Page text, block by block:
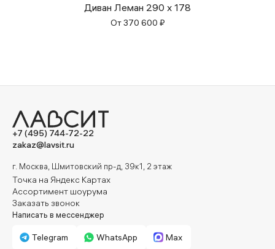
Диван Леман 290 x 178
От370 600 ₽
+7 (495) 744-72-22
zakaz@lavsit.ru
г. Москва, Шмитовский пр-д, 39к1, 2 этаж
Точка на Яндекс Картах
Ассортимент шоурума
Заказать звонок
Написать в мессенджер
Telegram WhatsApp Max